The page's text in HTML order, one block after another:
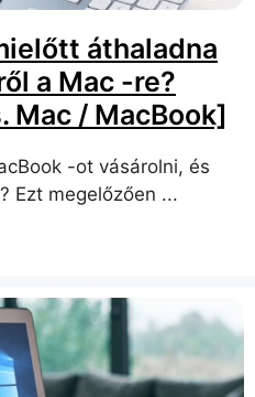
áthaladna
a Mac -re?
Mac / MacBook]
-ot vásárolni, és
Ezt megelőzően ...